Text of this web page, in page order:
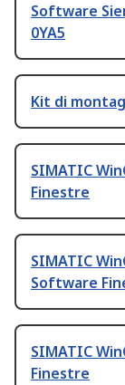
Software
0YA5
Kit di
SIMATIC
Finestre
SIMATIC
Software
SIMATIC
Finestre